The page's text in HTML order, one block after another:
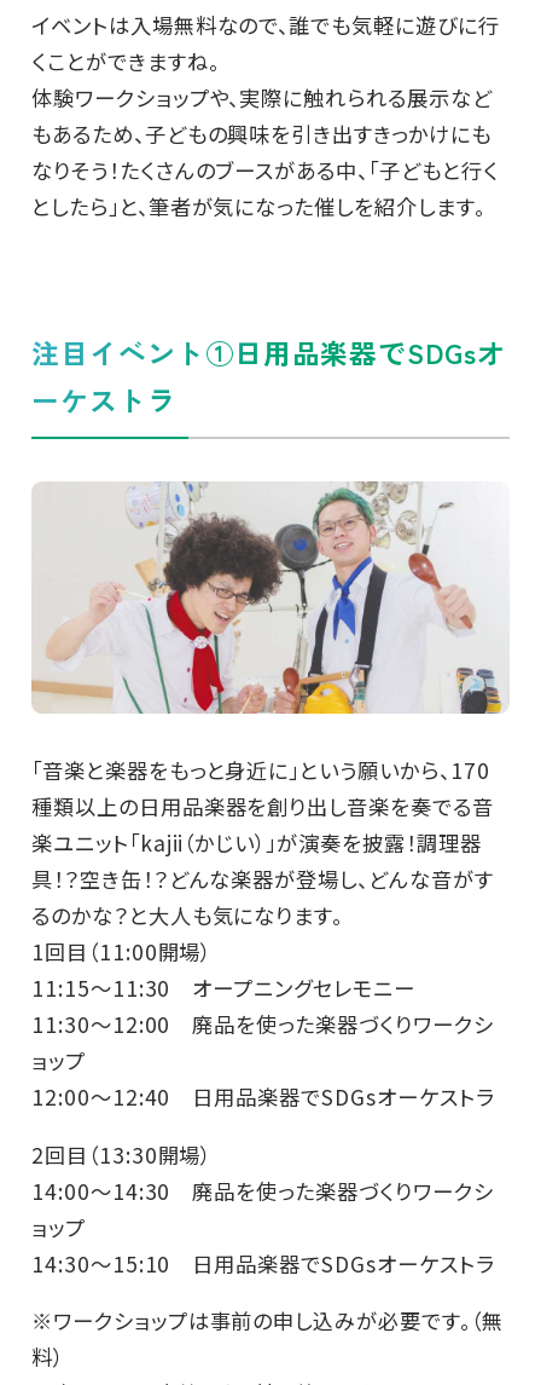
イベントは入場無料なので、誰でも気軽に遊びに行
くことができますね。
体験ワークショップや、実際に触れられる展示など
もあるため、子どもの興味を引き出すきっかけにも
なりそう！たくさんのブースがある中、「子どもと行く
としたら」と、筆者が気になった催しを紹介します。
注目イベント①日用品楽器でSDGsオ
ーケストラ
「音楽と楽器をもっと身近に」という願いから、170
種類以上の日用品楽器を創り出し音楽を奏でる音
楽ユニット「kajii（かじい）」が演奏を披露！調理器
具！？空き缶！？どんな楽器が登場し、どんな音がす
るのかな？と大人も気になります。
1回目（11:00開場）
11:15～11:30 オープニングセレモニー
11:30～12:00 廃品を使った楽器づくりワークシ
ョップ
12:00～12:40 日用品楽器でSDGsオーケストラ
2回目（13:30開場）
14:00～14:30 廃品を使った楽器づくりワークシ
ョップ
14:30～15:10 日用品楽器でSDGsオーケストラ
※ワークショップは事前の申し込みが必要です。（無
料）